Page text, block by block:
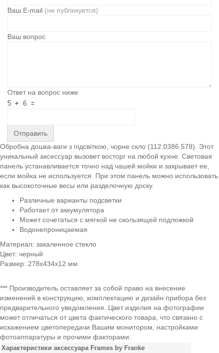
Ваш E-mail (не публикуется)
Ваш вопрос
Ответ на вопрос ниже
Отправить
Обробна дошка-ваги з підсвіткою, чорне скло (112.0386.578). Этот
уникальный аксессуар вызовет восторг на любой кухне. Световая
панель устанавливается точно над чашей мойки и закрывает ее,
если мойка не используется. При этом панель можно использовать
как высокоточные весы или разделочную доску.
Различные варианты подсветки
Работает от аккумулятора
Может сочетаться с мягкой не скользящей подложкой
Водонепроницаемая
Материал: закаленное стекло
Цвет: черный
Размер: 278х434х12 мм
*** Производитель оставляет за собой право на внесение
изменений в конструкцию, комплектацию и дизайн прибора без
предварительного уведомления. Цвет изделия на фотографии
может отличаться от цвета фактического товара, что связано с
искажением цветопередачи Вашим монитором, настройками
фотоаппаратуры и прочими факторами.
Характеристики аксессуара Frames by Franke